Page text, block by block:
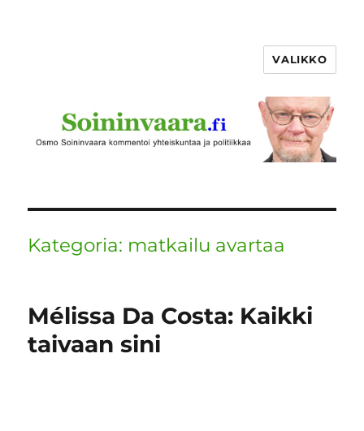
VALIKKO
Kategoria: matkailu avartaa
Mélissa Da Costa: Kaikki
taivaan sini